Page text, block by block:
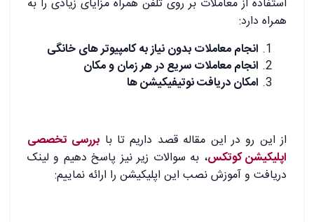
استفاده از معاملات بر روی تلفن همراه مزایای زیادی را به
همراه دارد:
انجام معاملات بدون نیاز به کامپیوتر های خانگی
انجام معاملات سریع در هر زمان و مکان
امکان دریافت نوتیفیکیشن ها
از این رو در این مقاله قصد داریم تا با بررسی تخصصی
اپلیکیشن کوتکس، به سوالات زیر نیز پاسخ دهیم و لینک
دریافت و آموزش نصب این اپلیکیشن را ارائه نماییم: